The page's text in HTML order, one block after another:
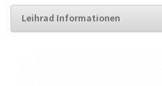
Leihrad Informationen